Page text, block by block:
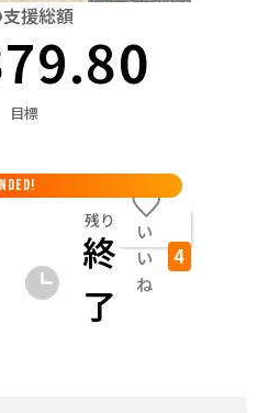
広島 山口
高知
援総額
目標
残り
終
了
い
い
ね
4